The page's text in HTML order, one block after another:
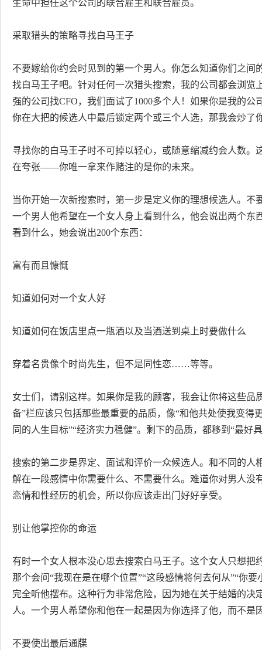
生命中担任这个公司的联合雇主和联合雇员。
采取猎头的策略寻找白马王子
不要嫁给你约会时见到的第一个男人。你怎么知道你们之
找白马王子吧。针对任何一次猎头搜索，我的公司都会浏览
强的公司找CFO，我们面试了1000多个人！如果你是我的
你在大把的候选人中最后锁定两个或三个人选，那我会炒了
寻找你的白马王子时不可掉以轻心，或随意缩减约会人数
在夸张——你唯一拿来作赌注的是你的未来。
当你开始一次新搜索时，第一步是定义你的理想候选人。
一个男人他希望在一个女人身上看到什么，他会说出两个
看到什么，她会说出200个东西：
富有而且慷慨
知道如何对一个女人好
知道如何在饭店里点一瓶酒以及当酒送到桌上时要做什么
穿着名贵像个时尚先生，但不是同性恋……等等。
女士们，请别这样。如果你是我的顾客，我会让你将这些品
备”栏应该只包括那些最重要的品质，像“和他共处使我变得
同的人生目标”“经济实力稳健”。剩下的品质，都移到“最好
搜索的第二步是界定、面试和评价一众候选人。和不同的
解在一段感情中你需要什么、不需要什么。难道你对男人
恋情和性经历的机会，所以你应该走出门好好享受。
别让他掌控你的命运
有时一个女人根本没心思去搜索白马王子。这个女人只想
那个会问“我现在是在哪个位置”“这段感情将何去何从”“你
完全听他摆布。这种行为非常危险，因为她在关于结婚的
人。一个男人希望你和他在一起是因为你选择了他，而不是
不要使出最后通牒